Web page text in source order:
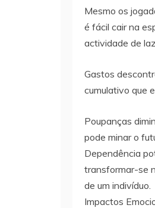
Mesmo os
é fácil cair na
actividade de
Gastos
cumulativo que
Poupanças
pode minar o
Dependência
transformar-se
de um indivíduo.
Impactos